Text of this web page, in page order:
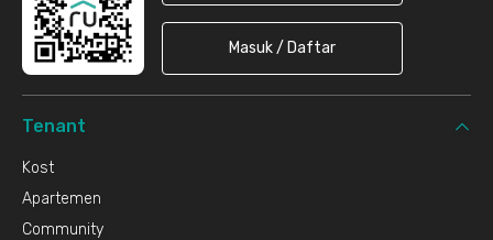
Masuk / Daftar
Tenant
Kost
Apartemen
Community